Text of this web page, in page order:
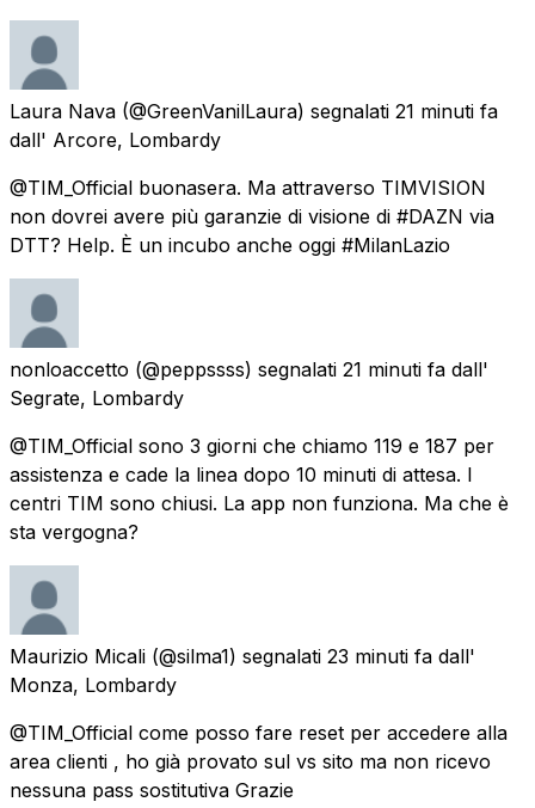
Laura Nava (@GreenVanilLaura) segnalati 21 minuti fa
dall' Arcore, Lombardy
@TIM_Official buonasera. Ma attraverso TIMVISION
non dovrei avere più garanzie di visione di #DAZN via
DTT? Help. È un incubo anche oggi #MilanLazio
nonloaccetto (@peppssss) segnalati 21 minuti fa dall'
Segrate, Lombardy
@TIM_Official sono 3 giorni che chiamo 119 e 187 per
assistenza e cade la linea dopo 10 minuti di attesa. I
centri TIM sono chiusi. La app non funziona. Ma che è
sta vergogna?
Maurizio Micali (@silma1) segnalati 23 minuti fa dall'
Monza, Lombardy
@TIM_Official come posso fare reset per accedere alla
area clienti , ho già provato sul vs sito ma non ricevo
nessuna pass sostitutiva Grazie